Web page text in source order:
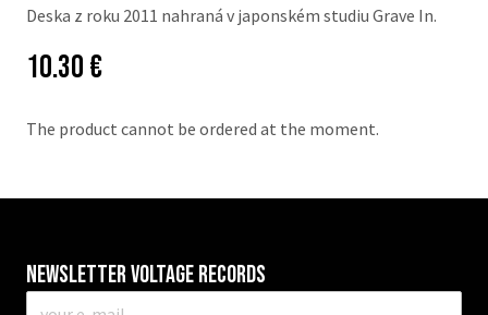
Deska z roku 2011 nahraná v japonském studiu Grave In.
Price:
10.30 €
The product cannot be ordered at the moment.
Newsletter VOLTAGE RECORDS